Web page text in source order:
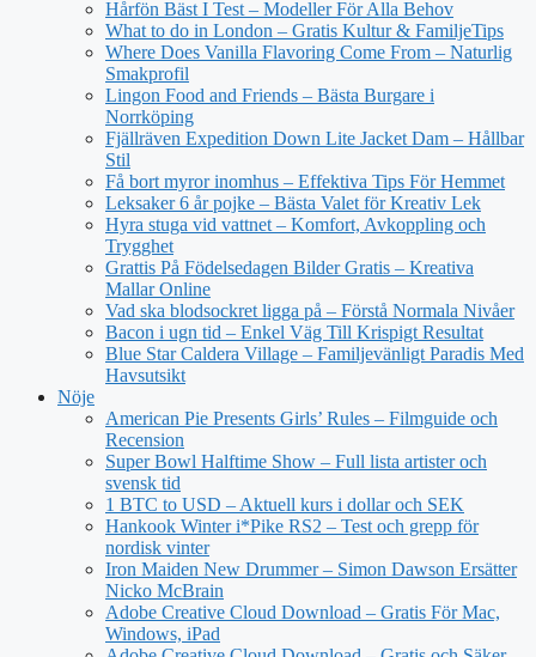
Hårfön Bäst I Test – Modeller För Alla Behov
What to do in London – Gratis Kultur & FamiljeTips
Where Does Vanilla Flavoring Come From – Naturlig
Smakprofil
Lingon Food and Friends – Bästa Burgare i
Norrköping
Fjällräven Expedition Down Lite Jacket Dam – Hållbar
Stil
Få bort myror inomhus – Effektiva Tips För Hemmet
Leksaker 6 år pojke – Bästa Valet för Kreativ Lek
Hyra stuga vid vattnet – Komfort, Avkoppling och
Trygghet
Grattis På Födelsedagen Bilder Gratis – Kreativa
Mallar Online
Vad ska blodsockret ligga på – Förstå Normala Nivåer
Bacon i ugn tid – Enkel Väg Till Krispigt Resultat
Blue Star Caldera Village – Familjevänligt Paradis Med
Havsutsikt
Nöje
American Pie Presents Girls’ Rules – Filmguide och
Recension
Super Bowl Halftime Show – Full lista artister och
svensk tid
1 BTC to USD – Aktuell kurs i dollar och SEK
Hankook Winter i*Pike RS2 – Test och grepp för
nordisk vinter
Iron Maiden New Drummer – Simon Dawson Ersätter
Nicko McBrain
Adobe Creative Cloud Download – Gratis För Mac,
Windows, iPad